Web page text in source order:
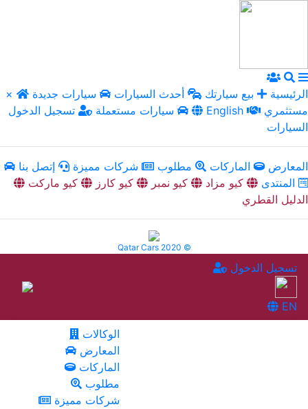
× الرئيسية بيع سيارتك أحدث السيارات
سيارات جديدة
سيارات مستعملة
تسجيل الدخول English
السيارات
المعارض الماركات مطلوب شركات مميزة
إتصل بنا
المنتدى
كيو مزاد كيو نمبر كيو كارز
كيو ماركت
الدليل القطري
Qatar Cars 2020 ©
تسجيل الدخول
EN
الوكالات
المعارض
الماركات
مطلوب
شركات مميزة